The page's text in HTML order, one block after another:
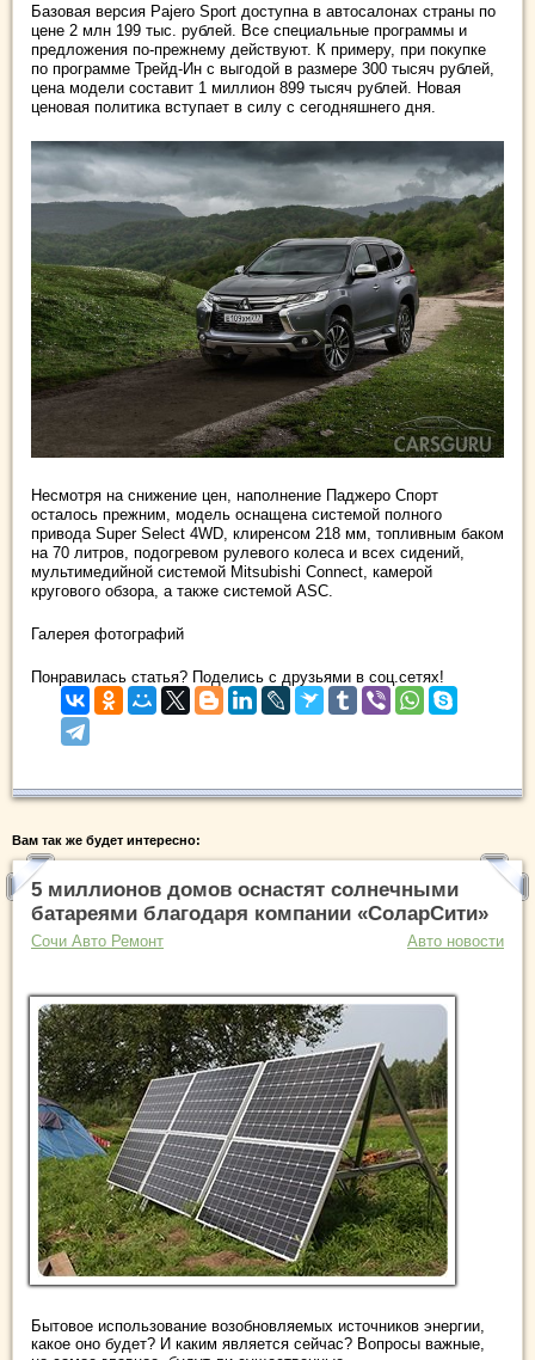
Базовая версия Pajero Sport доступна в автосалонах страны по
цене 2 млн 199 тыс. рублей. Все специальные программы и
предложения по-прежнему действуют. К примеру, при покупке
по программе Трейд-Ин с выгодой в размере 300 тысяч рублей,
цена модели составит 1 миллион 899 тысяч рублей. Новая
ценовая политика вступает в силу с сегодняшнего дня.
Несмотря на снижение цен, наполнение Паджеро Спорт
осталось прежним, модель оснащена системой полного
привода Super Select 4WD, клиренсом 218 мм, топливным баком
на 70 литров, подогревом рулевого колеса и всех сидений,
мультимедийной системой Mitsubishi Connect, камерой
кругового обзора, а также системой ASC.
Галерея фотографий
Понравилась статья? Поделись с друзьями в соц.сетях!
Вам так же будет интересно:
5 миллионов домов оснастят солнечными
батареями благодаря компании «СоларСити»
Сочи Авто Ремонт Авто новости
Бытовое использование возобновляемых источников энергии,
какое оно будет? И каким является сейчас? Вопросы важные,